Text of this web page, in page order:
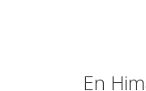
En